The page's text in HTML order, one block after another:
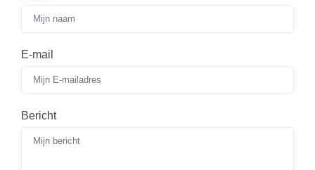
E-mail
Bericht